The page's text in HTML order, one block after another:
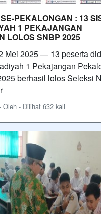
PEKALONGAN : 13
1 PEKAJANGAN
LOLOS SNBP 2025
Mei 2025 — 13 peserta
1 Pekajangan
berhasil lolos Seleksi
Oleh - Dilihat 632 kali